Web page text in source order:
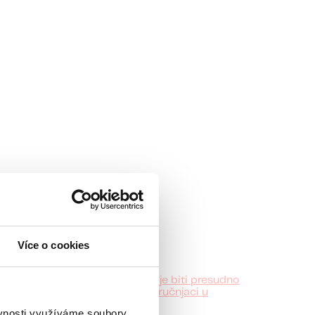
Více o cookies
veći deo onoga što će kasnije biti presudno
kako se razvija i zašto ga stručnjaci u